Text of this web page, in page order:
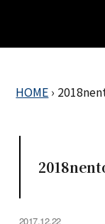
HOME ›
2017.12.22